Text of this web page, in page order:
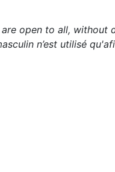
open to all, without
n’est utilisé